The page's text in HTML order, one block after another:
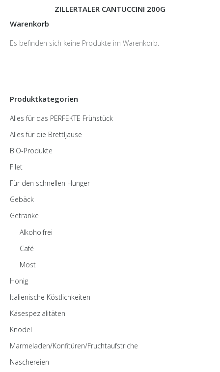
ZILLERTALER CANTUCCINI 200G
Warenkorb
Es befinden sich keine Produkte im Warenkorb.
Produktkategorien
Alles für das PERFEKTE Frühstück
Alles für die Brettljause
BIO-Produkte
Filet
Für den schnellen Hunger
Gebäck
Getränke
Alkoholfrei
Café
Most
Honig
Italienische Köstlichkeiten
Käsespezialitäten
Knödel
Marmeladen/Konfitüren/Fruchtaufstriche
Naschereien